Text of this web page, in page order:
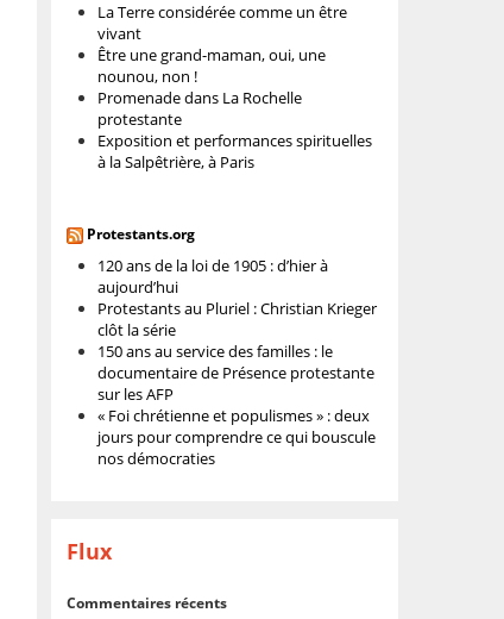
La Terre considérée comme un être
vivant
Être une grand-maman, oui, une
nounou, non !
Promenade dans La Rochelle
protestante
Exposition et performances spirituelles
à la Salpêtrière, à Paris
Protestants.org
120 ans de la loi de 1905 : d’hier à
aujourd’hui
Protestants au Pluriel : Christian Krieger
clôt la série
150 ans au service des familles : le
documentaire de Présence protestante
sur les AFP
« Foi chrétienne et populismes » : deux
jours pour comprendre ce qui bouscule
nos démocraties
Flux
Commentaires récents